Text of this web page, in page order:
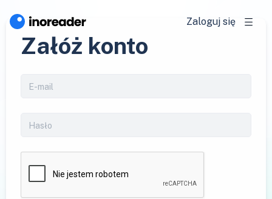
Zaloguj się
Załóż konto